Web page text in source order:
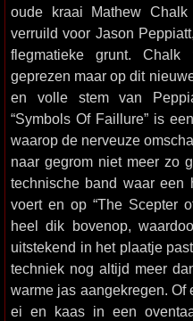
oude kraai Mathew
verruild voor Jason
flegmatieke grunt.
geprezen maar op dit
en volle stem van
“Symbols Of Faillure” is
waarop de nerveuze
naar gegrom niet meer zo
technische band waar een
voert en op “The Scepter
heel dik bovenop,
uitstekend in het plaatje
techniek nog altijd meer
warme jas aangekregen. Of
ei en kaas in een